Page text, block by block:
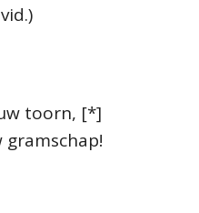
toorn, [*]